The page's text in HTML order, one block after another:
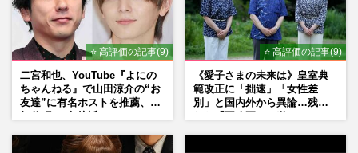
⭐ 高評価の記事(9)
二宮和也、YouTube『よにの
ちゃんねる』で山田涼介の“お
友達”に有名ホストを推薦、歌
⭐ 高評価の記事(9)
《愛子さまの未来は》皇室典
範改正に「拙速」「女性差
別」と国内外から異論…残さ